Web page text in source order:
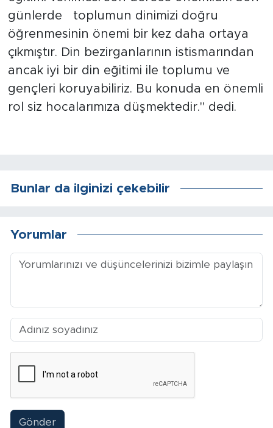
günlerde toplumun dinimizi doğru
öğrenmesinin önemi bir kez daha ortaya
çıkmıştır. Din bezirganlarının istismarından
ancak iyi bir din eğitimi ile toplumu ve
gençleri koruyabiliriz. Bu konuda en önemli
rol siz hocalarımıza düşmektedir." dedi.
Bunlar da ilginizi çekebilir
Yorumlar
Gönder